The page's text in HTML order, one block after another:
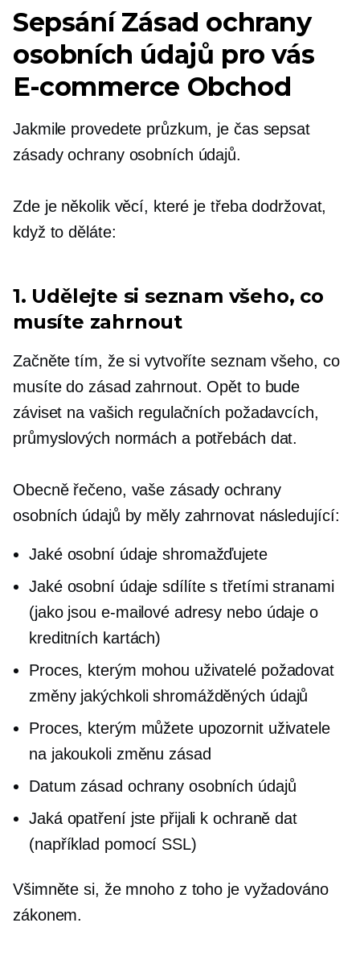
Sepsání Zásad ochrany
osobních údajů pro vás
E-commerce Obchod
Jakmile provedete průzkum, je čas sepsat
zásady ochrany osobních údajů.
Zde je několik věcí, které je třeba dodržovat,
když to děláte:
1. Udělejte si seznam všeho, co
musíte zahrnout
Začněte tím, že si vytvoříte seznam všeho, co
musíte do zásad zahrnout. Opět to bude
záviset na vašich regulačních požadavcích,
průmyslových normách a potřebách dat.
Obecně řečeno, vaše zásady ochrany
osobních údajů by měly zahrnovat následující:
Jaké osobní údaje shromažďujete
Jaké osobní údaje sdílíte s třetími stranami
(jako jsou e-mailové adresy nebo údaje o
kreditních kartách)
Proces, kterým mohou uživatelé požadovat
změny jakýchkoli shromážděných údajů
Proces, kterým můžete upozornit uživatele
na jakoukoli změnu zásad
Datum zásad ochrany osobních údajů
Jaká opatření jste přijali k ochraně dat
(například pomocí SSL)
Všimněte si, že mnoho z toho je vyžadováno
zákonem.